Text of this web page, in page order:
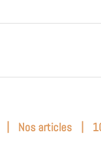
| Nos articles |